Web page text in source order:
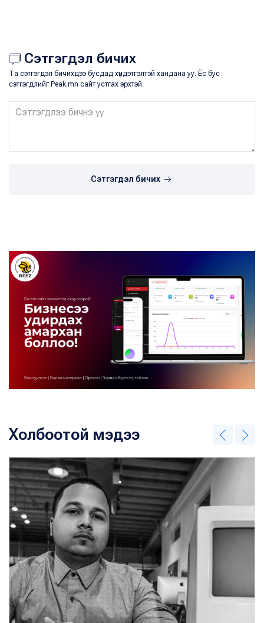
Сэтгэгдэл бичих
Та сэтгэгдэл бичихдээ бусдад хүндэтгэлтэй хандана уу. Ёс бус
сэтгэгдлийг Peak.mn сайт устгах эрхтэй.
Сэтгэгдэл бичих
Холбоотой мэдээ